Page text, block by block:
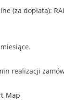
(za dopłatą):
realizacji
Map